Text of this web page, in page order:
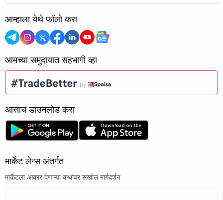
आम्हाला येथे फॉलो करा
आमच्या समुदायात सहभागी व्हा
आत्ताच डाउनलोड करा
मार्केट लेन्स अंतर्गत
मार्केटला आकार देणाऱ्या कथांवर सखोल मार्गदर्शन